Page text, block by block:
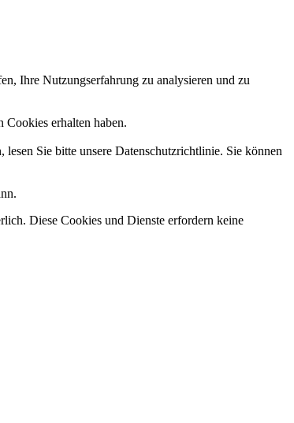
Ihre Nutzungserfahrung zu analysieren und zu
Cookies erhalten haben.
Sie bitte unsere Datenschutzrichtlinie. Sie können
Diese Cookies und Dienste erfordern keine